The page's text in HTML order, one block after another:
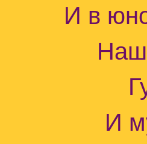
И в
Наш
И